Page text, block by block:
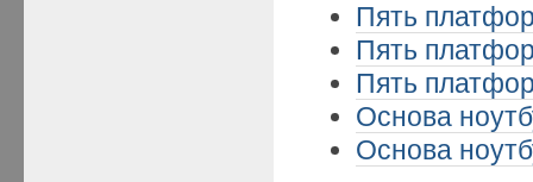
Пять
Пять
Пять
Основа
Основа